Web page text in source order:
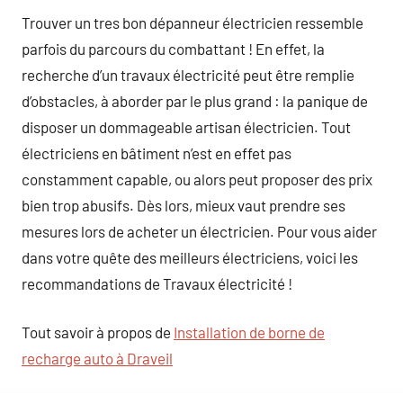
Trouver un tres bon dépanneur électricien ressemble
parfois du parcours du combattant ! En effet, la
recherche d’un travaux électricité peut être remplie
d’obstacles, à aborder par le plus grand : la panique de
disposer un dommageable artisan électricien. Tout
électriciens en bâtiment n’est en effet pas
constamment capable, ou alors peut proposer des prix
bien trop abusifs. Dès lors, mieux vaut prendre ses
mesures lors de acheter un électricien. Pour vous aider
dans votre quête des meilleurs électriciens, voici les
recommandations de Travaux électricité !
Tout savoir à propos de Installation de borne de
recharge auto à Draveil